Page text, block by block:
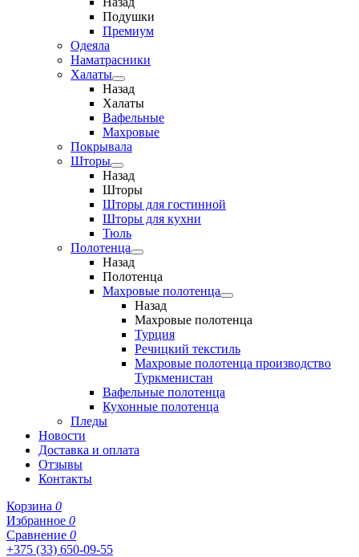
Подушки
Премиум
Одеяла
Наматрасники
Халаты
Назад
Халаты
Вафельные
Махровые
Покрывала
Шторы
Назад
Шторы
Шторы для гостинной
Шторы для кухни
Тюль
Полотенца
Назад
Полотенца
Махровые полотенца
Назад
Махровые полотенца
Турция
Речицкий текстиль
Махровые полотенца производство
Туркменистан
Вафельные полотенца
Кухонные полотенца
Пледы
Новости
Доставка и оплата
Отзывы
Контакты
Корзина 0
Избранное 0
Сравнение 0
+375 (33) 650-09-55